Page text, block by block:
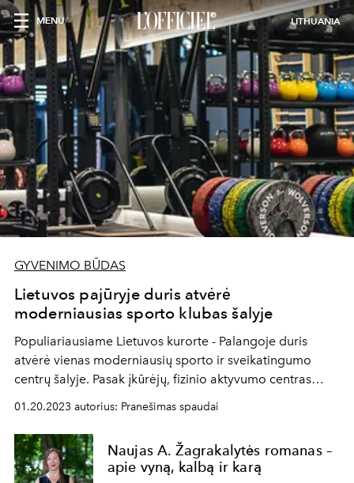
MENU LITHUANIA
GYVENIMO BŪDAS
Lietuvos pajūryje duris atvėrė
moderniausias sporto klubas šalyje
Populiariausiame Lietuvos kurorte - Palangoje duris
atvėrė vienas moderniausių sporto ir sveikatingumo
centrų šalyje. Pasak įkūrėjų, fizinio aktyvumo centras
“Kopa Gym” gali didžiuotis tuo, kad vieninteliai Europoje
turi išskirtines sporto sistemas, skirtas pasiekti tobulą
figūrą. Vos pasklidus žiniai apie naujojo centro
atidarymą, abejingais neliko ir pramogų verslo atstovai.
01.20.2023 autorius: Pranešimas spaudai
Naujas A. Žagrakalytės romanas –
apie vyną, kalbą ir karą